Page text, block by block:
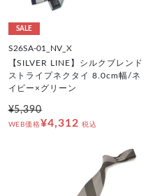
SALE
S26SA-01_NV_X
【SILVER LINE】シルクブレンド
ストライプネクタイ 8.0cm幅/ネ
イビー×グリーン
¥5,390
WEB価格¥4,312 税込